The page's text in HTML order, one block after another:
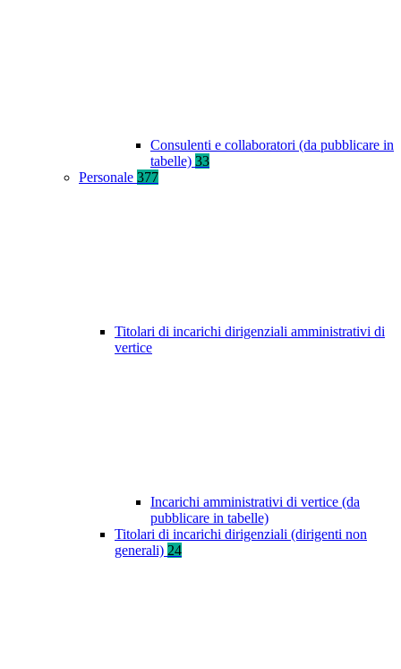
Consulenti e collaboratori (da pubblicare in
tabelle) 33
Personale 377
Titolari di incarichi dirigenziali amministrativi di
vertice
Incarichi amministrativi di vertice (da
pubblicare in tabelle)
Titolari di incarichi dirigenziali (dirigenti non
generali) 24